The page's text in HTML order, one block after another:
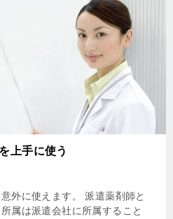
上手に使う
外に使えます。 派遣薬剤師と
属は派遣会社に所属すること